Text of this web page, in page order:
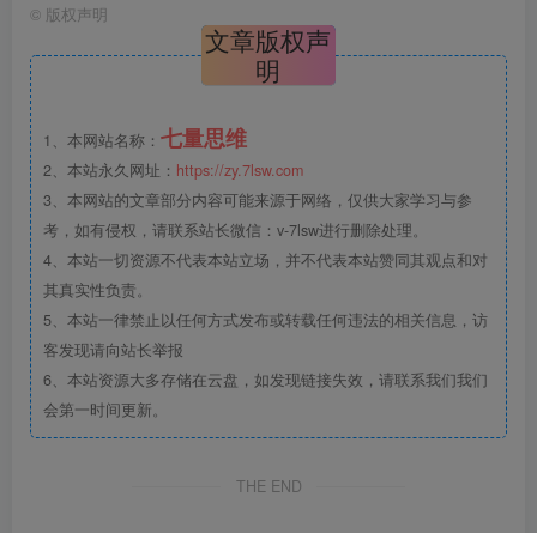
© 版权声明
文章版权声
明
1、本网站名称： 七量思维
2、本站永久网址： https://zy.7lsw.com
3、本网站的文章部分内容可能来源于网络，仅供大家学习与参
考，如有侵权，请联系站长微信：v-7lsw进行删除处理。
4、本站一切资源不代表本站立场，并不代表本站赞同其观点和对
其真实性负责。
5、本站一律禁止以任何方式发布或转载任何违法的相关信息，访
客发现请向站长举报
6、本站资源大多存储在云盘，如发现链接失效，请联系我们我们
会第一时间更新。
THE END